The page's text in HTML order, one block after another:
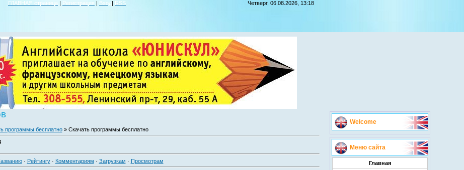
ГЛАВНАЯ страница | Регистрация | Вход| RSS Четверг, 06.08.2026, 13:18
программы бесплатно» Скачать программы бесплатно
· Рейтингу· Комментариям · Загрузкам · Просмотрам
Welcome
Меню сайта
Главная